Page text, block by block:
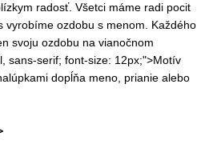
radosť. Všetci máme radi pocit
vyrobíme ozdobu s menom. Každého
svoju ozdobu na vianočnom
sans-serif; font-size: 12px;">Motív
dopĺňa meno, prianie alebo